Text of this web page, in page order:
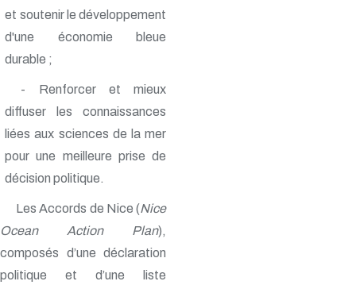
et soutenir le développement
d'une économie bleue
durable ;
- Renforcer et mieux
diffuser les connaissances
liées aux sciences de la mer
pour une meilleure prise de
décision politique.
Les Accords de Nice (Nice
Ocean Action Plan),
composés d’une déclaration
politique et d’une liste